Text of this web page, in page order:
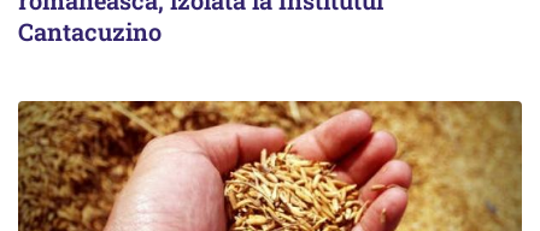
Cantacuzino